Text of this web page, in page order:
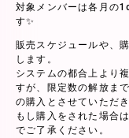
対象メンバーは各月の
す✨
販売スケジュールや、
します。
システムの都合上より
すが、限定数の解放ま
の購入とさせていただき
もし購入をされた場合
でご了承ください。